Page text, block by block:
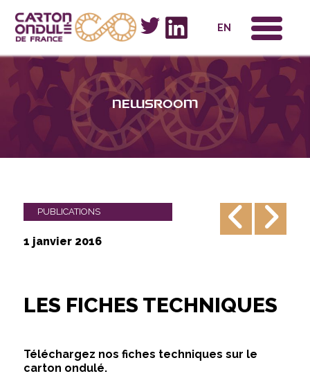
EN
Newsroom
PUBLICATIONS
1 janvier 2016
LES FICHES TECHNIQUES
Téléchargez nos fiches techniques sur le
carton ondulé.